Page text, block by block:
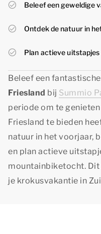
Beleef een geweldige
Ontdek de natuur in
Plan actieve uitstapjes
Beleef een fantastische
Friesland bij Summio
periode om te
Friesland te bieden
natuur in het voorjaar,
en plan actieve
mountainbiketocht.
je krokusvakantie in